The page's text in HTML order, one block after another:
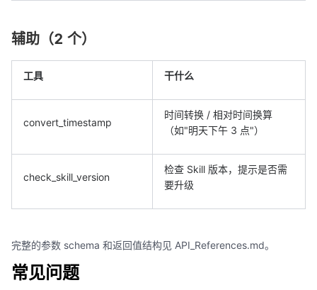
辅助（2 个）
工具 干什么
convert_timestamp
时间转换 / 相对时间换算
（如"明天下午 3 点"）
check_skill_version
检查 Skill 版本，提示是否需
要升级
完整的参数 schema 和返回值结构见 API_References.md。
常见问题